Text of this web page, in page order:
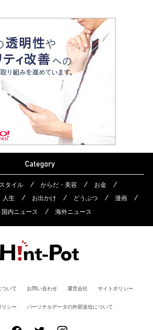
Category
タイル からだ・美容
お金
人生 お出かけ どうぶつ
漫画
国内ニュース 海外ニュース
ついて お問い合わせ 運営会社 サイトポリシー
リシー パーソナルデータの外部送信について